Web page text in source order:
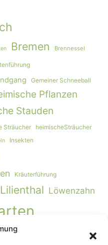
Bremen Brennessel
Gemeiner Schneeball
Pflanzen
Stauden
Sträucher heimischeSträucher
Insekten
Kräuterführung
Lilienthal Löwenzahn
Garten